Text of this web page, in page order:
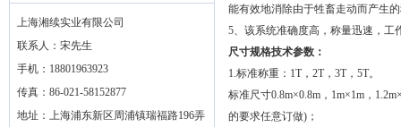
上海湘续实业有限公司
联系人：宋先生
手机：18801963923
传真：86-021-58152877
地址：上海浦东新区周浦镇瑞福路196弄
能有效地消除由于牲畜走动而产生
5、该系统准确度高，称量迅速，工
尺寸规格技术参数：
1.标准称重：1T，2T，3T，5T。
标准尺寸0.8m×0.8m，1m×1m，
的要求任意订做)；